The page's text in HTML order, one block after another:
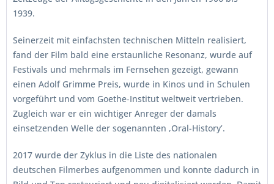
1939.
Seinerzeit mit einfachsten technischen Mitteln realisiert,
fand der Film bald eine erstaunliche Resonanz, wurde auf
Festivals und mehrmals im Fernsehen gezeigt, gewann
einen Adolf Grimme Preis, wurde in Kinos und in Schulen
vorgeführt und vom Goethe-Institut weltweit vertrieben.
Zugleich war er ein wichtiger Anreger der damals
einsetzenden Welle der sogenannten ‚Oral-History’.
2017 wurde der Zyklus in die Liste des nationalen
deutschen Filmerbes aufgenommen und konnte dadurch in